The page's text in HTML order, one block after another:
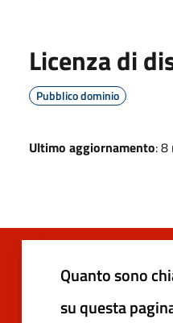
Licenza di
Pubblico dominio
Ultimo aggiornamento:
Quanto sono
su questa